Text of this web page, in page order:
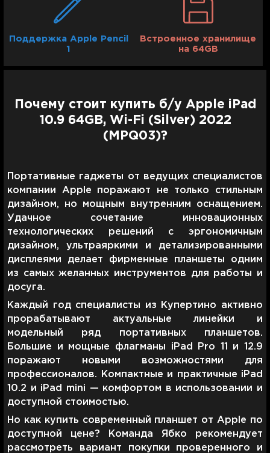
Почему стоит купить б/у Apple iPad
10.9 64GB, Wi-Fi (Silver) 2022
(MPQ03)?
Портативные гаджеты от ведущих специалистов
компании Apple поражают не только стильным
дизайном, но мощным внутренним оснащением.
Удачное сочетание инновационных
технологических решений с эргономичным
дизайном, ультраяркими и детализированными
дисплеями делает фирменные планшеты одним
из самых желанных инструментов для работы и
досуга.
Каждый год специалисты из Купертино активно
прорабатывают актуальные линейки и
модельный ряд портативных планшетов.
Большие и мощные флагманы iPad Pro 11 и 12.9
поражают новыми возможностями для
профессионалов. Компактные и практичные iPad
10.2 и iPad mini — комфортом в использовании и
доступной стоимостью.
Но как купить современный планшет от Apple по
доступной цене? Команда Ябко рекомендует
рассмотреть вариант покупки проверенного и
Поддержка Apple Pencil
1
Встроенное хранилище
на 64GB